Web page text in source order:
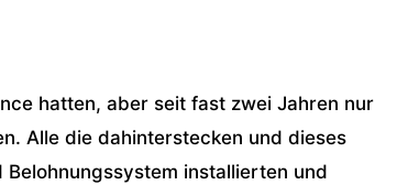
hatten, aber seit fast zwei Jahren nur
Alle die dahinterstecken und dieses
installierten und